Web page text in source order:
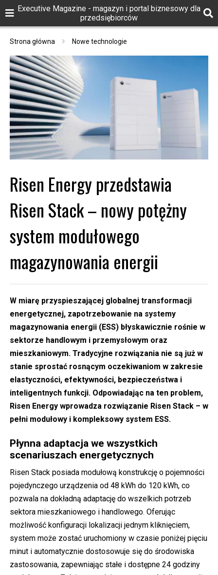
Executive Magazine - magazyn i portal biznesowy dla
przedsiębiorców
Strona główna Nowe technologie
Risen Energy przedstawia
Risen Stack – nowy potężny
system modułowego
magazynowania energii
W miarę przyspieszającej globalnej transformacji
energetycznej, zapotrzebowanie na systemy
magazynowania energii (ESS) błyskawicznie rośnie w
sektorze handlowym i przemysłowym oraz
mieszkaniowym. Tradycyjne rozwiązania nie są już w
stanie sprostać rosnącym oczekiwaniom w zakresie
elastyczności, efektywności, bezpieczeństwa i
inteligentnych funkcji. Odpowiadając na ten problem,
Risen Energy wprowadza rozwiązanie Risen Stack – w
pełni modułowy i kompleksowy system ESS.
Płynna adaptacja we wszystkich
scenariuszach energetycznych
Risen Stack posiada modułową konstrukcję o pojemności
pojedynczego urządzenia od 48 kWh do 120 kWh, co
pozwala na dokładną adaptację do wszelkich potrzeb
sektora mieszkaniowego i handlowego. Oferując
możliwość konfiguracji lokalizacji jednym kliknięciem,
system może zostać uruchomiony w czasie poniżej pięciu
minut i automatycznie dostosowuje się do środowiska
zastosowania, zapewniając stałe i dostępne 24 godziny